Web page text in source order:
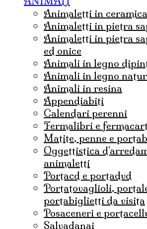
animaletti in ceramica
animaletti in pietra
Animaletti in pietra saponaria, pietra
ed onice
animali in legno
animali in legno
animali in resina
appendiabiti
calendari perenni
fermalibri e
matite, penne e
oggettistica d'arredamento con
animaletti
portacd e portadvd
portatovaglioli, portalettere e
portabiglietti da visita
posaceneri e
salvadanai